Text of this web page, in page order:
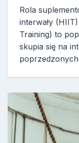
Rola
interwały
Training) to
skupia się na